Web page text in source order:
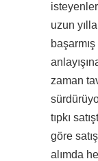
uzun
zaman
tıpkı
göre
alımda